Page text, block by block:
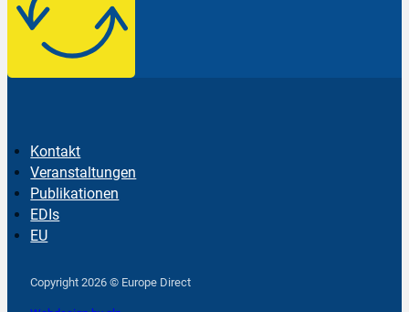
Kontakt
Veranstaltungen
Publikationen
EDIs
EU
Copyright 2026 © Europe Direct